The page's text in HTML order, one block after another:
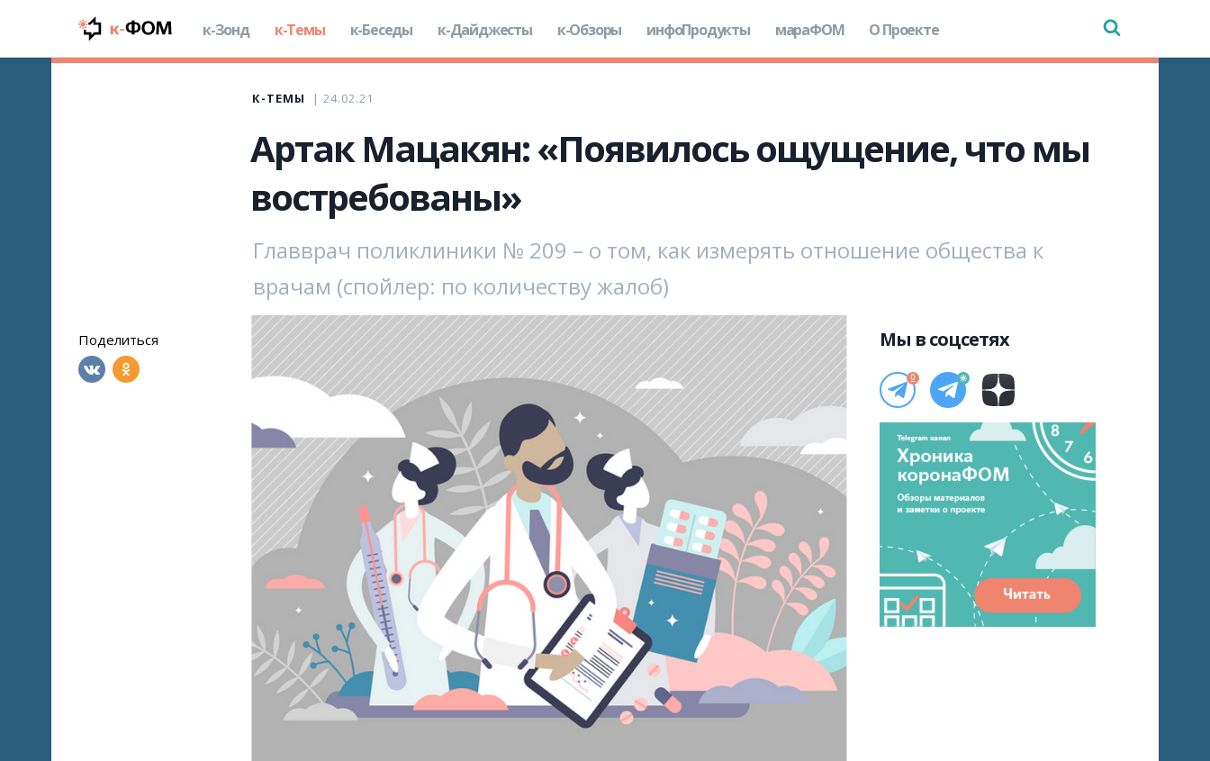
к-Зонд к-Темы к-Беседы к-Дайджесты к-Обзоры инфоПродукты мараФОМ О Проекте
К-ТЕМЫ 24.02.21
Артак Мацакян: «Появилось ощущение, что мы
востребованы»
Главврач поликлиники № 209 – о том, как измерять отношение общества к
врачам (спойлер: по количеству жалоб)
Поделиться Мы в соцсетях